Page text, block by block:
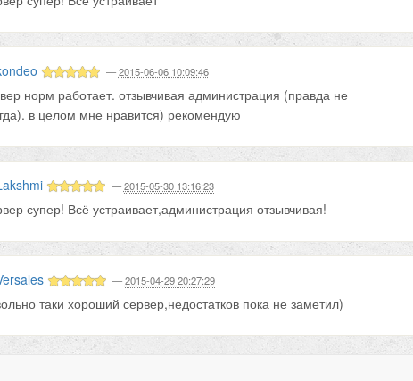
—2015-06-06 10:09:46
норм работает. отзывчивая администрация (правда не
в целом мне нравится) рекомендую
—2015-05-30 13:16:23
супер! Всё устраивает,администрация отзывчивая!
—2015-04-29 20:27:29
таки хороший сервер,недостатков пока не заметил)